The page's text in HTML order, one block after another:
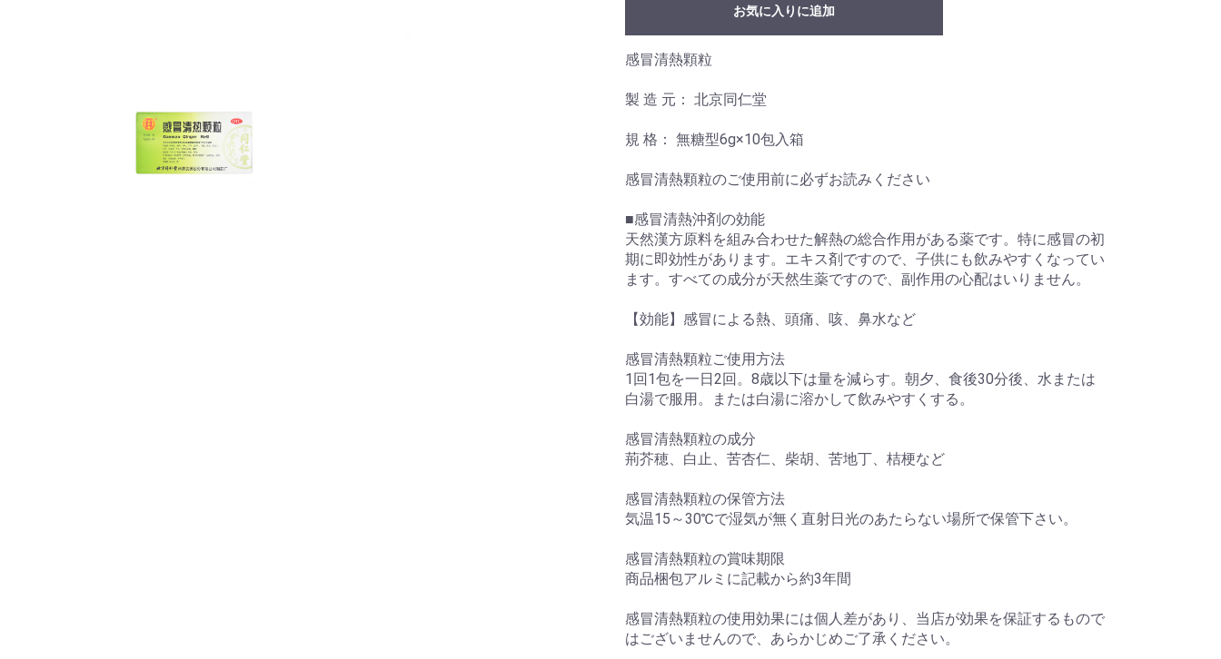
お気に入りに追加
感冒清熱顆粒
製 造 元： 北京同仁堂
規 格： 無糖型6g×10包入箱
感冒清熱顆粒のご使用前に必ずお読みください
■感冒清熱沖剤の効能
天然漢方原料を組み合わせた解熱の総合作用がある薬です。特に感冒の初
期に即効性があります。エキス剤ですので、子供にも飲みやすくなってい
ます。すべての成分が天然生薬ですので、副作用の心配はいりません。
【効能】感冒による熱、頭痛、咳、鼻水など
感冒清熱顆粒ご使用方法
1回1包を一日2回。8歳以下は量を減らす。朝夕、食後30分後、水または
白湯で服用。または白湯に溶かして飲みやすくする。
感冒清熱顆粒の成分
荊芥穂、白止、苦杏仁、柴胡、苦地丁、桔梗など
感冒清熱顆粒の保管方法
気温15～30℃で湿気が無く直射日光のあたらない場所で保管下さい。
感冒清熱顆粒の賞味期限
商品梱包アルミに記載から約3年間
感冒清熱顆粒の使用効果には個人差があり、当店が効果を保証するもので
はございませんので、あらかじめご了承ください。